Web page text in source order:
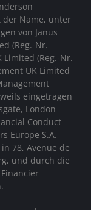
der Name, unter
von Janus
(Reg.-Nr.
Limited (Reg.-Nr.
UK Limited
eingetragen
London
Conduct
Europe S.A.
78, Avenue de
und durch die